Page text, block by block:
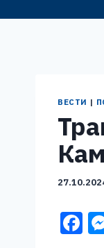
ВЕСТИ |
F